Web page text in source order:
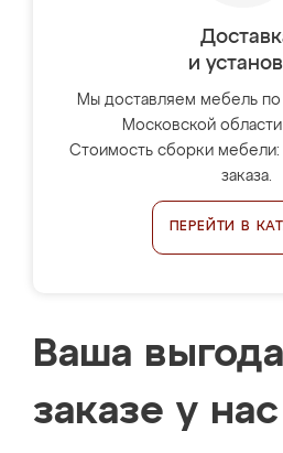
и
Мы доставляем мебель
Московской
Стоимость сборки мебели:
заказа.
ПЕРЕЙТИ В
Ваша
заказе у нас